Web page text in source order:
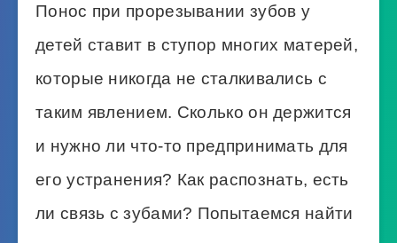
Понос при прорезывании зубов у
детей ставит в ступор многих матерей,
которые никогда не сталкивались с
таким явлением. Сколько он держится
и нужно ли что-то предпринимать для
его устранения? Как распознать, есть
ли связь с зубами? Попытаемся найти